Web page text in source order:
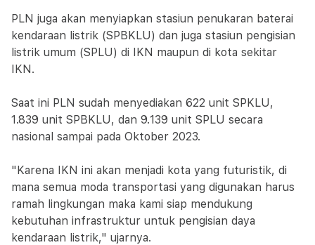
PLN juga akan menyiapkan stasiun penukaran baterai
kendaraan listrik (SPBKLU) dan juga stasiun pengisian
listrik umum (SPLU) di IKN maupun di kota sekitar
IKN.
Saat ini PLN sudah menyediakan 622 unit SPKLU,
1.839 unit SPBKLU, dan 9.139 unit SPLU secara
nasional sampai pada Oktober 2023.
"Karena IKN ini akan menjadi kota yang futuristik, di
mana semua moda transportasi yang digunakan harus
ramah lingkungan maka kami siap mendukung
kebutuhan infrastruktur untuk pengisian daya
kendaraan listrik," ujarnya.